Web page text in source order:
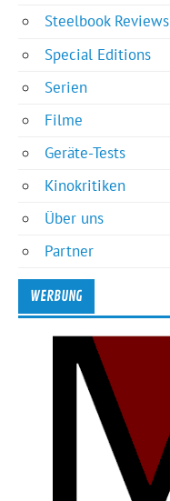
Steelbook Reviews
Special Editions
Serien
Filme
Geräte-Tests
Kinokritiken
Über uns
Partner
WERBUNG